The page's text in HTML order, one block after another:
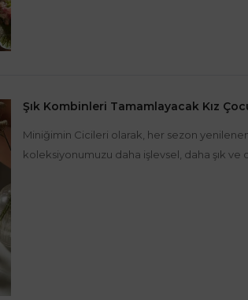
Şık Kombinleri Tamamlayacak Kız
Miniğimin Cicileri olarak, her sezon yenilenen
koleksiyonumuzu daha işlevsel, daha şık